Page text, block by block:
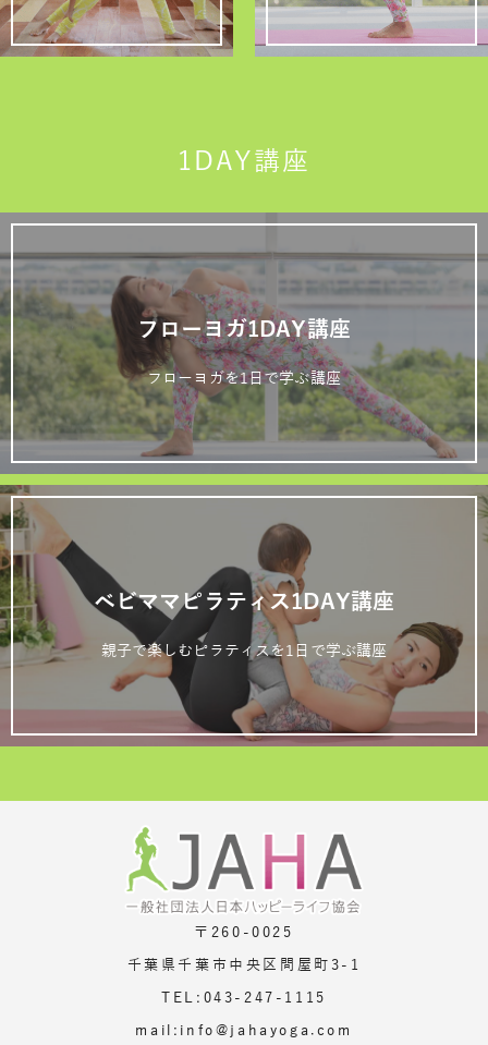
1DAY講座
フローヨガ1DAY講座
フローヨガを1日で学ぶ講座
ベビママピラティス1DAY講座
親子で楽しむピラティスを1日で学ぶ講座
〒260-0025
千葉県千葉市中央区問屋町3-1
TEL:043-247-1115
mail:info@jahayoga.com